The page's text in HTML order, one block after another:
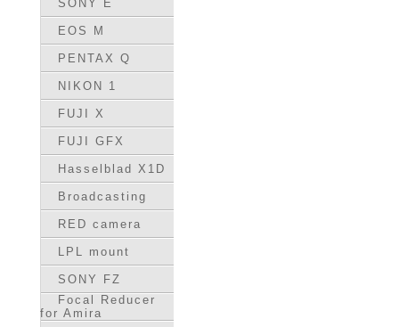
SONY E
EOS M
PENTAX Q
NIKON 1
FUJI X
FUJI GFX
Hasselblad X1D
Broadcasting
RED camera
LPL mount
SONY FZ
Focal Reducer
for Amira